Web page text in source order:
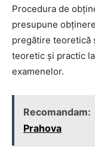
Procedura de
presupune
pregătire teoretică
teoretic și practic
examenelor.
Recomandam:
Prahova